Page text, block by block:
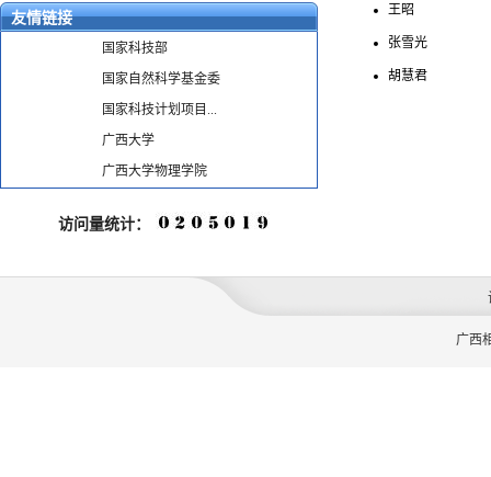
友情链接
国家科技部
国家自然科学基金委
国家科技计划项目...
广西大学
广西大学物理学院
访问量统计：
王昭
张雪光
胡慧君
广西